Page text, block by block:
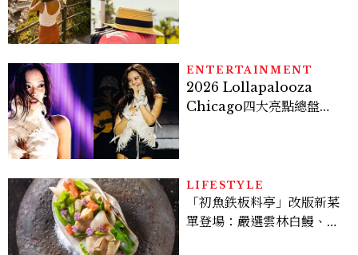
ENTERTAINMENT
2026 Lollapalooza
Chicago四大亮點總盤
LIFESTYLE
「初魚鉄板料亭」改版新菜
單登場：嚴選雲林白鰻、海